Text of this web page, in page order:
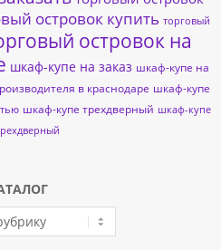
островок купить торговый
островок на
шкаф-купе на заказ шкаф-купе на
в краснодаре шкаф-купе
шкаф-купе трехдверный шкаф-купе